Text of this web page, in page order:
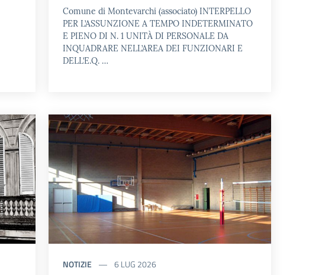
Comune di Montevarchi (associato) INTERPELLO
PER L’ASSUNZIONE A TEMPO INDETERMINATO
E PIENO DI N. 1 UNITÀ DI PERSONALE DA
INQUADRARE NELL’AREA DEI FUNZIONARI E
DELL’E.Q. …
NOTIZIE 6 LUG 2026